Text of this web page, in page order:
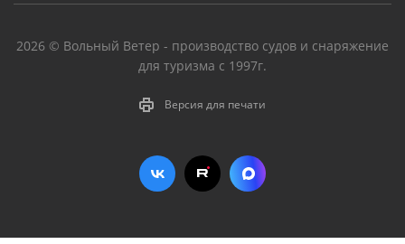
2026 © Вольный Ветер - производство судов и снаряжение
для туризма с 1997г.
Версия для печати